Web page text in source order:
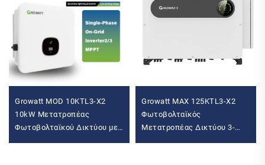
Growatt MOD 10KTL3-X2
10kW Μετατροπέας
Φωτοβολταϊκού Δικτύου με
Growatt MAX 125KTL3-X2
Φωτοβολταϊκός
Μετατροπέας Δικτύου 3-